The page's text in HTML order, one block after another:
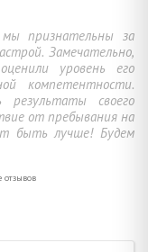
признательны за
Замечательно,
уровень его
компетентности.
своего
от пребывания на
быть лучше! Будем
отзывов